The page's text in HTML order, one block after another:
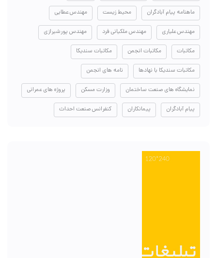
ماهنامه پیام آبادگران محیط زیست مهندس عطایی
مهندس علیاری مهندس ملکیانی فرد مهندس پورشیرازی
مکاتبات مکاتبات انجمن مکاتبات سندیکا
مکاتبات سندیکا با نهادها نامه های انجمن
نمایشگاه های صنعت ساختمان وزارت مسکن پروژه های عمرانی
پیام آبادگران پیمانکاران کنفرانس صنعت احداث